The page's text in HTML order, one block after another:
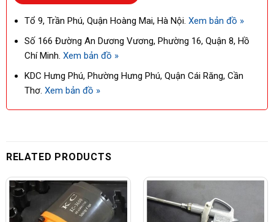
Tổ 9, Trần Phú, Quận Hoàng Mai, Hà Nội.Xem bản đồ »
Số 166 Đường An Dương Vương, Phường 16, Quận 8, Hồ
Chí Minh.Xem bản đồ »
KDC Hưng Phú, Phường Hưng Phú, Quận Cái Răng, Cần
Thơ.Xem bản đồ »
RELATED PRODUCTS